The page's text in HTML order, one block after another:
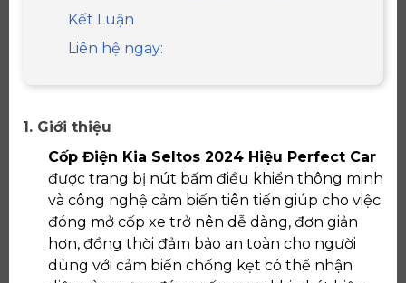
Kết Luận
Liên hệ ngay:
1. Giới thiệu
Cốp Điện Kia Seltos 2024 Hiệu Perfect Car
được trang bị nút bấm điều khiển thông minh
và công nghệ cảm biến tiên tiến giúp cho việc
đóng mở cốp xe trở nên dễ dàng, đơn giản
hơn, đồng thời đảm bảo an toàn cho người
dùng với cảm biến chống kẹt có thể nhận